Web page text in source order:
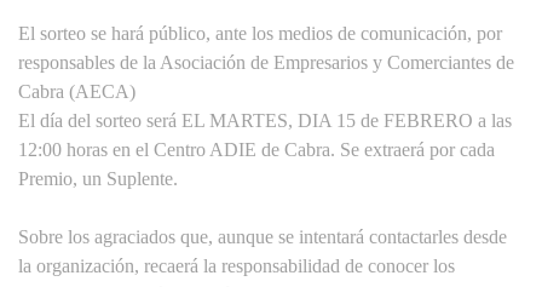
El sorteo se hará público, ante los medios de comunicación, por
responsables de la Asociación de Empresarios y Comerciantes de
Cabra (AECA)
El día del sorteo será EL MARTES, DIA 15 de FEBRERO a las
12:00 horas en el Centro ADIE de Cabra. Se extraerá por cada
Premio, un Suplente.
Sobre los agraciados que, aunque se intentará contactarles desde
la organización, recaerá la responsabilidad de conocer los